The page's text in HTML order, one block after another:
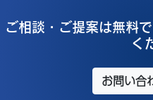
ご相談・ご提案は無料
く
お問い合